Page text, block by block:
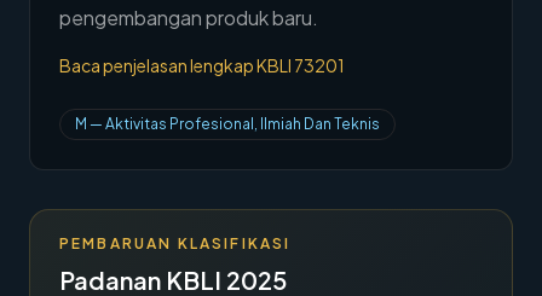
Blog
Legal AI
Hubungi Kami→
pengembangan produk baru.
Baca penjelasan lengkap KBLI 73201
M — Aktivitas Profesional, Ilmiah Dan Teknis
PEMBARUAN KLASIFIKASI
Padanan KBLI 2025